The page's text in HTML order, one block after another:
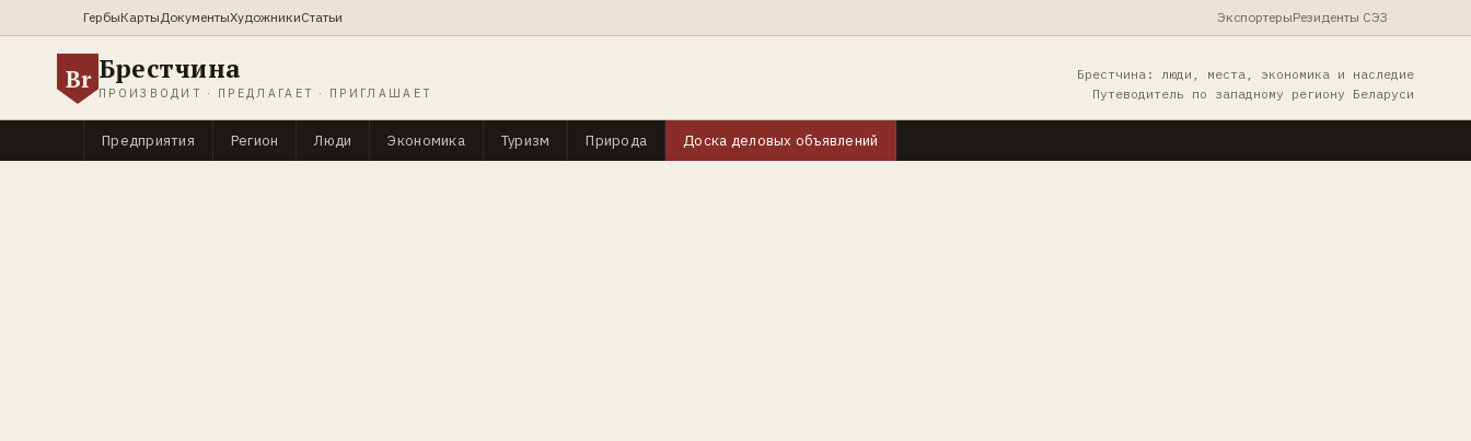
ГербыКартыДокументыХудожникиСтатьи ЭкспортерыРезиденты СЭЗ
Br Брестчина
ПРОИЗВОДИТ · ПРЕДЛАГАЕТ · ПРИГЛАШАЕТ
Брестчина: люди, места, экономика и наследие
Путеводитель по западному региону Беларуси
Предприятия Регион Люди Экономика Туризм Природа Доска деловых объявлений